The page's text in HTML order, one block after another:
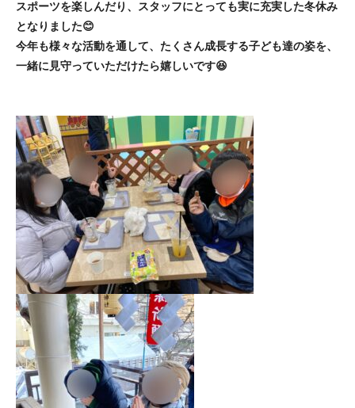
スポーツを楽しんだり、スタッフにとっても実に充実した冬休み
となりました😊
今年も様々な活動を通して、たくさん成長する子ども達の姿を、
一緒に見守っていただけたら嬉しいです😆